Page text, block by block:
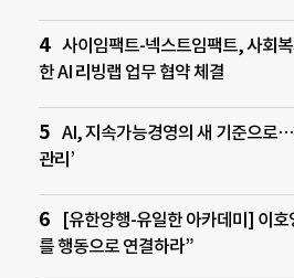
사이임팩트-넥스트임팩트, 사회
한 AI 리빙랩 업무 협약 체결
AI, 지속가능경영의 새 기준으로…
관리’
[유한양행-유일한 아카데미] 이호
를 행동으로 연결하라”